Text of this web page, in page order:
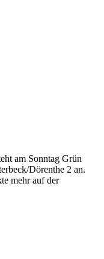
am Sonntag Grün
Dörenthe 2 an.
mehr auf der